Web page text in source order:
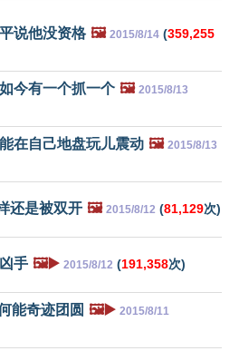
说他没资格 🖼️ 2015/8/14 (359,255
今有一个抓一个 🖼️ 2015/8/13
在自己地盘玩儿震动 🖼️ 2015/8/13
还是被双开 🖼️ 2015/8/12 (81,129次)
手 🖼️▶️ 2015/8/12 (191,358次)
能奇迹团圆 🖼️▶️ 2015/8/11